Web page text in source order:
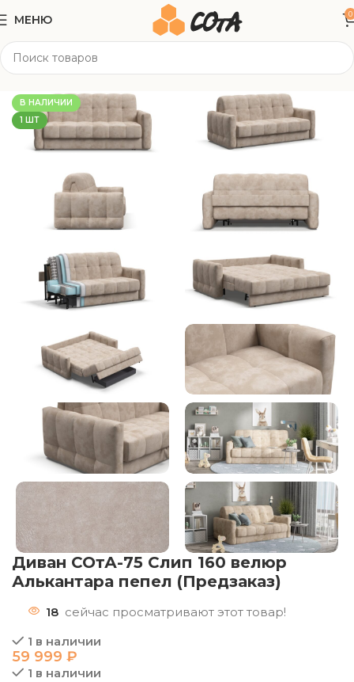
МЕНЮ 0
Мягкая мебель
В НАЛИЧИИ
1 ШТ
Диван СОтА-75 Слип 160 велюр
Алькантара пепел (Предзаказ)
18 сейчас просматривают этот товар!
1 в наличии
59 999 ₽
1 в наличии